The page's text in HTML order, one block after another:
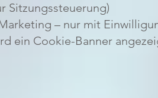
Sitzungssteuerung)
– nur mit
ein Cookie-Banner